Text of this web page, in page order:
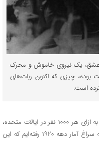
عشق، یک نیروی خاموش و محرک
چیزی که اکنون ربات‌های
به گزارش ایسنا، بر اساس آمارها، در دهه ۱۹۲۰ به ازای هر ۱۰۰۰ نفر در ایالات متحده،
سالانه ۱۲ ازدواج شکل می‌گرفت. از این جهت به سراغ آمار دهه ۱۹۲۰ رفته‌ایم که این